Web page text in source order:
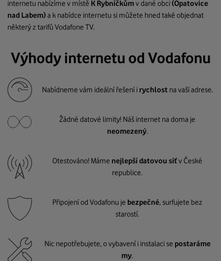
internetu nabízíme v místě K Rybníčkůmv dané obci(Opatovice
nad Labem)a k nabídce internetu si můžete hned také objednat
některý z tarifů Vodafone TV.
Výhody internetu od Vodafonu
Nabídneme vám ideální řešení i rychlost na vaší adrese.
Žádné datové limity! Náš internet na doma je
neomezený.
Otestováno! Máme nejlepší datovou síťv České
republice.
Připojení od Vodafonu je bezpečné, surfujete bez
starostí.
Nic nepotřebujete, o vybavení i instalaci se postaráme
my.